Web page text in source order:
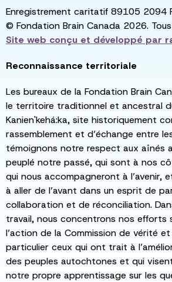
Enregistrement caritatif 89105 2094
© Fondation Brain Canada 2026.
Site web conçu et développé par
Reconnaissance territoriale
Les bureaux de la Fondation Brain
le territoire traditionnel et ancestral
Kanien'kehá:ka, site historiquement
rassemblement et d’échange entre
témoignons notre respect aux aînés
peuplé notre passé, qui sont à nos
qui nous accompagneront à l’avenir,
à aller de l’avant dans un esprit de
collaboration et de réconciliation.
travail, nous concentrons nos efforts
l’action de la Commission de vérité
particulier ceux qui ont trait à
des peuples autochtones et qui
notre propre apprentissage sur les